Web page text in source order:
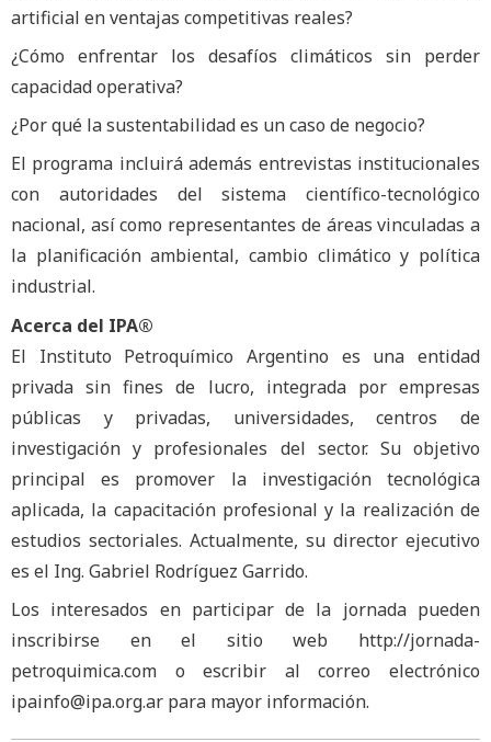
artificial en ventajas competitivas reales?
¿Cómo enfrentar los desafíos climáticos sin perder
capacidad operativa?
¿Por qué la sustentabilidad es un caso de negocio?
El programa incluirá además entrevistas institucionales
con autoridades del sistema científico-tecnológico
nacional, así como representantes de áreas vinculadas a
la planificación ambiental, cambio climático y política
industrial.
Acerca del IPA®
El Instituto Petroquímico Argentino es una entidad
privada sin fines de lucro, integrada por empresas
públicas y privadas, universidades, centros de
investigación y profesionales del sector. Su objetivo
principal es promover la investigación tecnológica
aplicada, la capacitación profesional y la realización de
estudios sectoriales. Actualmente, su director ejecutivo
es el Ing. Gabriel Rodríguez Garrido.
Los interesados en participar de la jornada pueden
inscribirse en el sitio web http://jornada-
petroquimica.com o escribir al correo electrónico
ipainfo@ipa.org.ar para mayor información.